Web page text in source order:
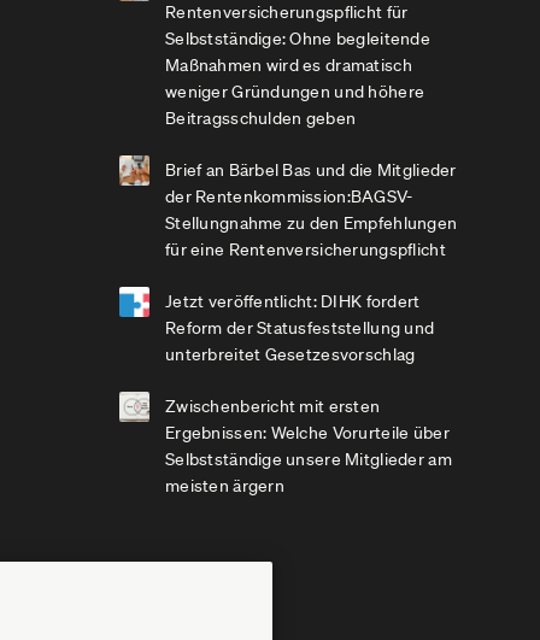
Rentenversicherungspflicht für
Selbstständige: Ohne begleitende
Maßnahmen wird es dramatisch
weniger Gründungen und höhere
Beitragsschulden geben
Brief an Bärbel Bas und die Mitglieder
der Rentenkommission:BAGSV-
Stellungnahme zu den Empfehlungen
für eine Rentenversicherungspflicht
Jetzt veröffentlicht: DIHK fordert
Reform der Statusfeststellung und
unterbreitet Gesetzesvorschlag
Zwischenbericht mit ersten
Ergebnissen: Welche Vorurteile über
Selbstständige unsere Mitglieder am
meisten ärgern